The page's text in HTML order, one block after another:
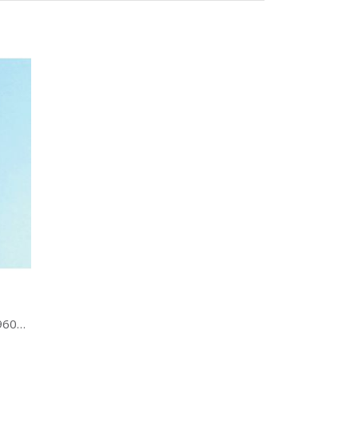
Palillos redondos de 2 puntas - 96000 unidades